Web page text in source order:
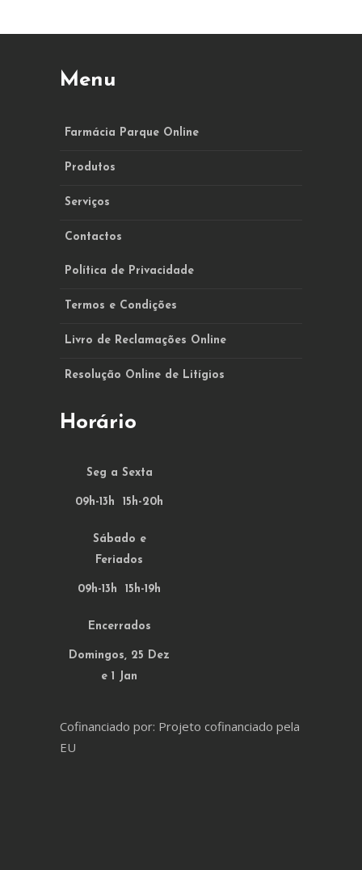
Menu
Farmácia Parque Online
Produtos
Serviços
Contactos
Política de Privacidade
Termos e Condições
Livro de Reclamações Online
Resolução Online de Litígios
Horário
Seg a Sexta
09h-13h 15h-20h
Sábado e
Feriados
09h-13h 15h-19h
Encerrados
Domingos, 25 Dez
e 1 Jan
Cofinanciado por: Projeto cofinanciado pela
EU